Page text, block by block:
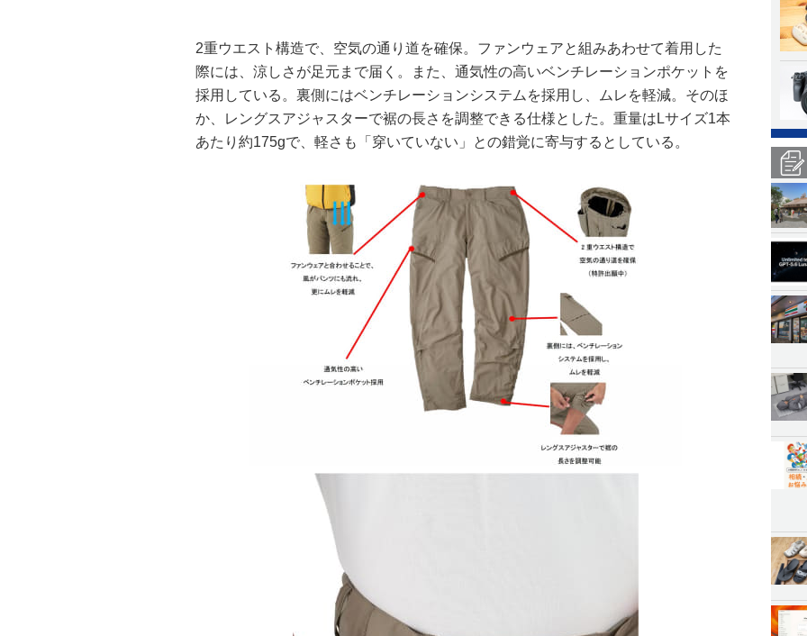
2重ウエスト構造で、空気の通り道を確保。ファンウェアと組みあわせて着用した
際には、涼しさが足元まで届く。また、通気性の高いベンチレーションポケットを
採用している。裏側にはベンチレーションシステムを採用し、ムレを軽減。そのほ
か、レングスアジャスターで裾の長さを調整できる仕様とした。重量はLサイズ1本
あたり約175gで、軽さも「穿いていない」との錯覚に寄与するとしている。